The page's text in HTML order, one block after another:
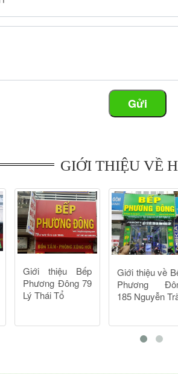
giản,
vì thế trong quá trình nấu nướng người
từ Bauer BE32SER còn tích hợp
ở đâu chính hãng, giá tốt nhất trên thị
chỉ chuyên cung cấp các loạibếp điện từ
lựa và là địa chỉ để quý khách hàng
bếp điện từ, đến với siêu thị
đình mình.
Gửi